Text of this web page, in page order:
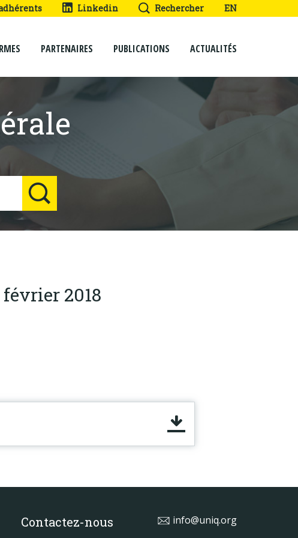
Linkedin Rechercher EN
PARTENAIRES PUBLICATIONS ACTUALITÉS
2018
Contactez-nous info@uniq.org